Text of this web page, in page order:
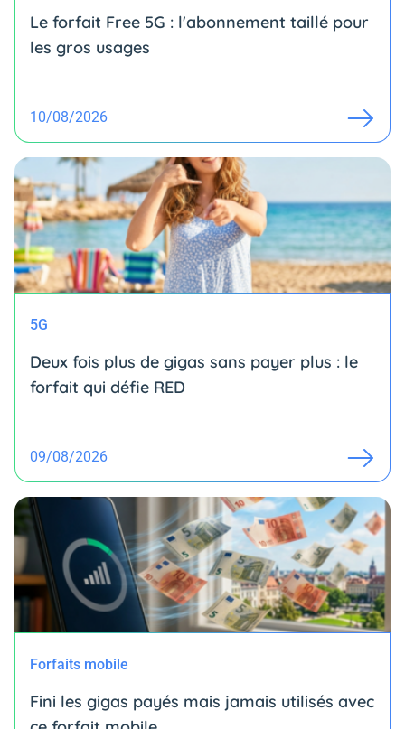
Le forfait Free 5G : l'abonnement taillé pour
les gros usages
10/08/2026
5G
Deux fois plus de gigas sans payer plus : le
forfait qui défie RED
09/08/2026
Forfaits mobile
Fini les gigas payés mais jamais utilisés avec